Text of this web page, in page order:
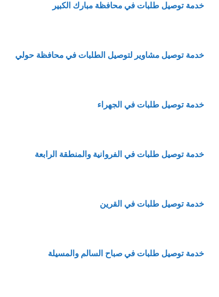
خدمة توصيل طلبات في محافظة مبارك الكبير
خدمة توصيل مشاوير لتوصيل الطلبات في محافظة حولي
خدمة توصيل طلبات في الجهراء
خدمة توصيل طلبات في الفروانية والمنطقة الرابعة
خدمة توصيل طلبات في القرين
خدمة توصيل طلبات في صباح السالم والمسيلة